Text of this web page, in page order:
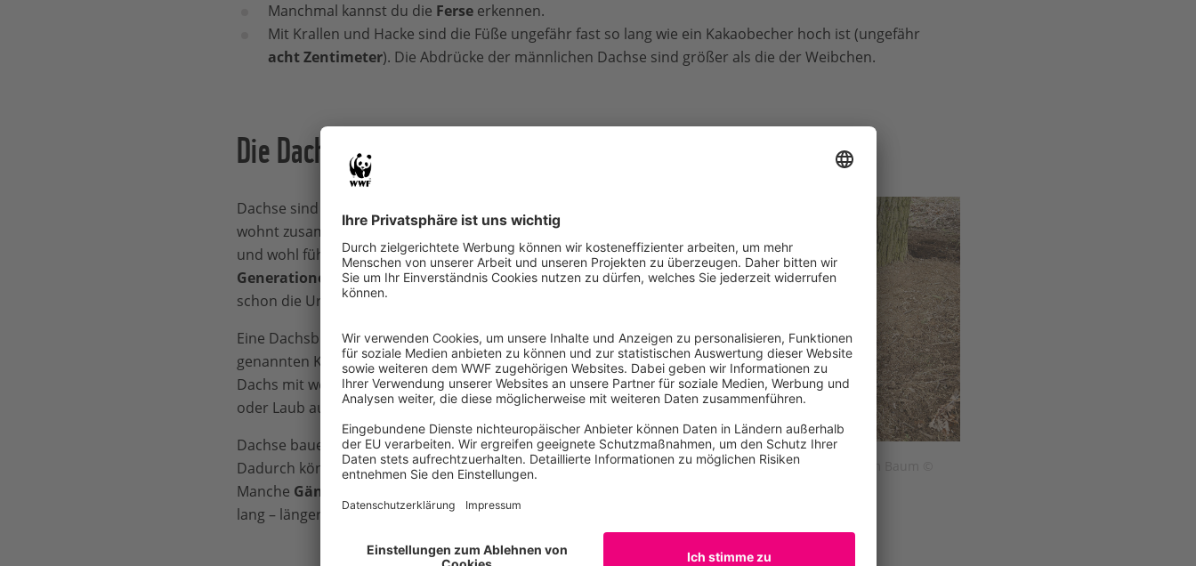
Manchmal kannst du die Ferseerkennen.
Mit Krallen und Hacke sind die Füße ungefähr fast so lang wie ein Kakaobecher hoch ist (ungefähr
acht Zentimeter). Die Abdrücke der männlichen Dachse sind größer als die der Weibchen.
Die Dachsburg
Eingang zu einem Dachsbau unter einem Baum ©
Dachse sind richtige Familientypen. Eine
wohnt zusammen in ihrer Burg. Wenn sie sich sicher
und wohl fühlt, wird dieBurg über mehrere
Generationen benutzt. Das bedeutet, dass vielleicht
schon die Urgroßeltern die Burg gebaut haben.
Eine Dachsburg besteht ausmehreren Zimmern, so
genannten Kammern. Jede Kammerpolstertder
Dachs mit weichem Material wie zum Beispiel Gras
oder Laub aus.
Dachse bauen immer wieder neue Kammern.
Dadurch können dieBurgen sehr großwerden.
Manche Gänge
lang – länger als ein Fußballfeld!